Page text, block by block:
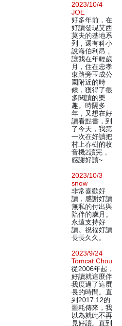
2023/10/4
JOE
好多年前，在
好讀發現艾西
莫夫的基地系
列，還有科小
說海伯利昂，
讓我在年輕歲
月，住在忠孝
東路旁玉成公
園附近的時
候，獲得了很
多閱讀的樂
趣。時隔多
年，又想在好
讀看點書，到
了今天，我第
一次在好讀把
村上春樹的收
音機2讀完，
感謝好讀~
2023/10/3
snow
非常喜歡好
讀，感謝好讀
無私的付出與
陪伴的歲月。
永遠支持好
讀。祝福好讀
長長久久。
2023/9/24
Tomcat Chou
從2006年起，
好讀就這麼伴
我度過了這麼
長的時間。直
到2017.12的
噩耗傳來，我
以為就此不再
見好讀。直到